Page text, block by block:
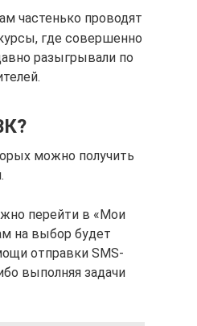
частенько проводят
где совершенно
разыгрывали по
можно получить
перейти в «Мои
на выбор будет
отправки SMS-
выполняя задачи